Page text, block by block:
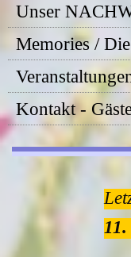
Unser
Memories /
Kontakt -